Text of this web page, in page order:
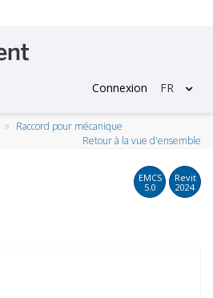
Connexion FR
Raccord pour mécanique
Retour à la vue d'ensemble
EMCS
5.0
Revit
2024